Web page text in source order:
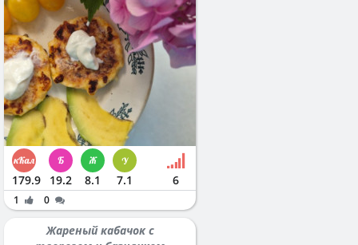
179.9 19.2 8.1 7.1 6
1 0
Жареный кабачок с